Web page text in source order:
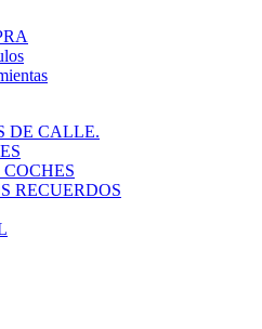
DE CALLE.
RECUERDOS